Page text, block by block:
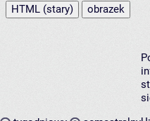
HTML (stary)
obrazek